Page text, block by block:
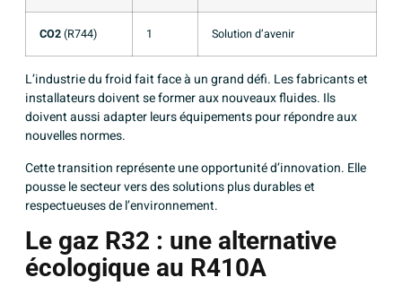
CO2(R744) 1 Solution d’avenir
L’industrie du froid fait face à un grand défi. Les fabricants et
installateurs doivent se former aux nouveaux fluides. Ils
doivent aussi adapter leurs équipements pour répondre aux
nouvelles normes.
Cette transition représente une opportunité d’innovation. Elle
pousse le secteur vers des solutions plus durables et
respectueuses de l’environnement.
Le gaz R32 : une alternative
écologique au R410A